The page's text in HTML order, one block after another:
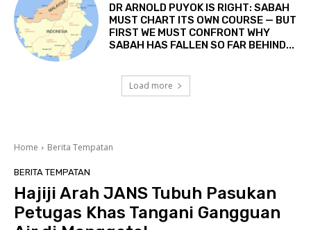
DR ARNOLD PUYOK IS RIGHT: SABAH
MUST CHART ITS OWN COURSE — BUT
FIRST WE MUST CONFRONT WHY
SABAH HAS FALLEN SO FAR BEHIND...
Load more